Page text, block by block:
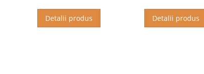
Detalii produs Detalii produs